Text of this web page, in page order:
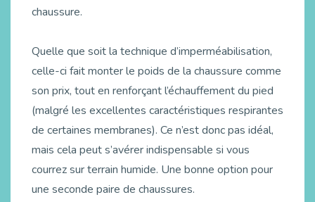
chaussure.
Quelle que soit la technique d’imperméabilisation,
celle-ci fait monter le poids de la chaussure comme
son prix, tout en renforçant l’échauffement du pied
(malgré les excellentes caractéristiques respirantes
de certaines membranes). Ce n’est donc pas idéal,
mais cela peut s’avérer indispensable si vous
courrez sur terrain humide. Une bonne option pour
une seconde paire de chaussures.